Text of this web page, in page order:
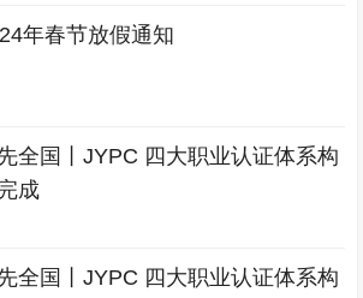
年春节放假通知
全国丨JYPC 四大职业认证体系构
成
全国丨JYPC 四大职业认证体系构